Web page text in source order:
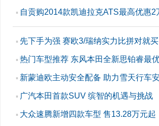
▪ 自贡购2014款凯迪拉克ATS最高优惠2
▪ 先下手为强 赛欧3/瑞纳实力比拼对就买
▪ 热门车型推荐 东风本田全新思铂睿最
▪ 新蒙迪欧主动安全配备 助力雪天行车
▪ 广汽本田首款SUV 缤智的机遇与挑战
▪ 大众速腾新增四款车型 售13.28万元起